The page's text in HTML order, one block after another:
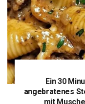
Ein 30
angebratenes
mit